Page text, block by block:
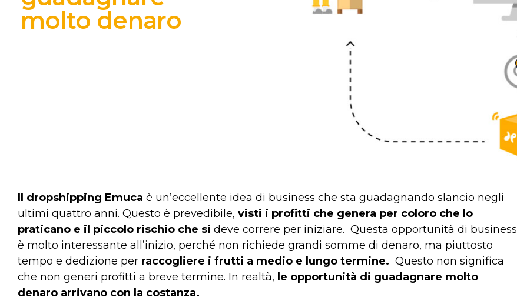
molto denaro
Il dropshipping Emuca è un’eccellente idea di business che sta guadagnando slancio negli
ultimi quattro anni. Questo è prevedibile, visti i profitti che genera per coloro che lo
praticano e il piccolo rischio che si deve correre per iniziare. Questa opportunità di business
è molto interessante all’inizio, perché non richiede grandi somme di denaro, ma piuttosto
tempo e dedizione per raccogliere i frutti a medio e lungo termine. Questo non significa
che non generi profitti a breve termine. In realtà, le opportunità di guadagnare molto
denaro arrivano con la costanza.